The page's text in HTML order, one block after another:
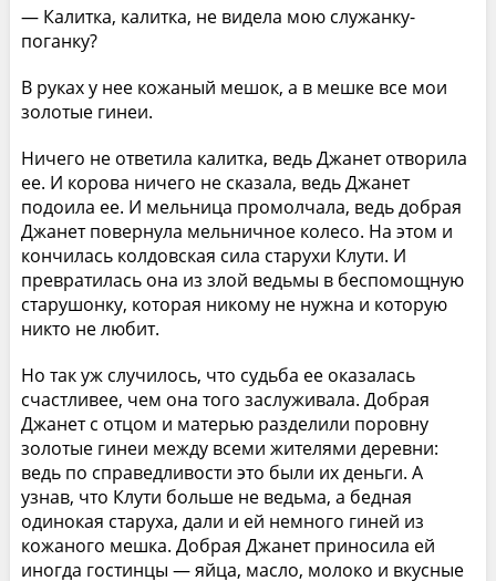
— Калитка, калитка, не видела мою служанку-
поганку?
В руках у нее кожаный мешок, а в мешке все мои
золотые гинеи.
Ничего не ответила калитка, ведь Джанет отворила
ее. И корова ничего не сказала, ведь Джанет
подоила ее. И мельница промолчала, ведь добрая
Джанет повернула мельничное колесо. На этом и
кончилась колдовская сила старухи Клути. И
превратилась она из злой ведьмы в беспомощную
старушонку, которая никому не нужна и которую
никто не любит.
Но так уж случилось, что судьба ее оказалась
счастливее, чем она того заслуживала. Добрая
Джанет с отцом и матерью разделили поровну
золотые гинеи между всеми жителями деревни:
ведь по справедливости это были их деньги. А
узнав, что Клути больше не ведьма, а бедная
одинокая старуха, дали и ей немного гиней из
кожаного мешка. Добрая Джанет приносила ей
иногда гостинцы — яйца, масло, молоко и вкусные